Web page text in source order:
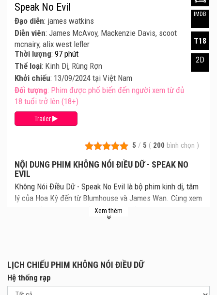
5 / 5 ( 200 bình chọn )
NỘI DUNG PHIM KHÔNG NÓI ĐIỀU DỮ - SPEAK NO
EVIL
Không Nói Điều Dữ - Speak No Evil là bộ phim kinh dị, tâm
lý của Hoa Kỳ đến từ Blumhouse và James Wan. Cùng xem
lịch chiếu Không Nói Điều Dữ mới nhất, giá vé Không Nói
Điều Dữ chi tiết tại rạp. Review phim và mua vé xem phim
tuần tại một ngôi nhà nông thôn bình dị. Từ kỳ nghỉ trong
mơ trở thành cơn ác mộng tâm lý khi những sự kiện kỳ lạ
liên tiếp ập đến. Thế lực nào đứng sau tất cả những điều
Xem thêm
Speak No Evil
Đạo diễn: james watkins
Diễn viên: James McAvoy, Mackenzie Davis, scoot
mcnairy, alix west lefler
Thời lượng: 97 phút
Thể loại: Kinh Dị, Rùng Rợn
Khởi chiếu: 13/09/2024 tại Việt Nam
Đối tượng: Phim được phổ biến đến người xem từ đủ
18 tuổi trở lên (18+)
Trailer
IMDB
T18
2D
LỊCH CHIẾU PHIM KHÔNG NÓI ĐIỀU DỮ
Hệ thống rạp